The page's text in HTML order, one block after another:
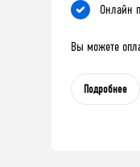
Онлайн
Вы можете
Подробнее